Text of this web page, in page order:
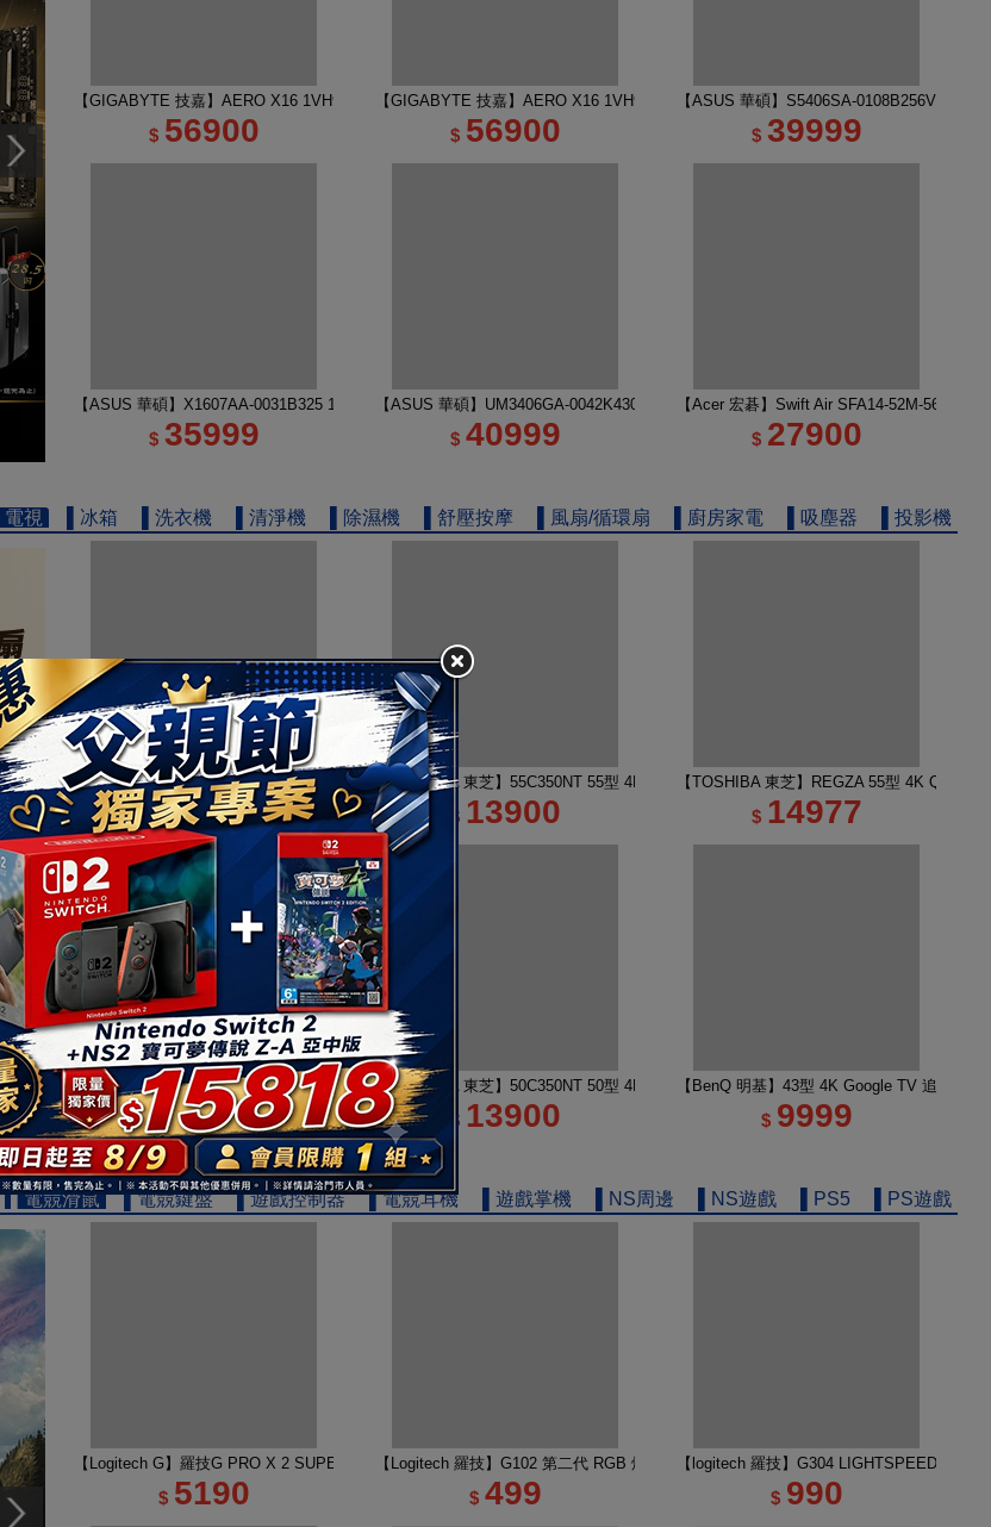
【GIGABYTE 技嘉】AERO X16 1VH93TWC94AH 16吋 R7 RTX5060 AI電競筆電｜太空灰
$ 56900
【GIGABYTE 技嘉】AERO X16 1VH93TWC94DH 16吋 R7 RTX5060 AI電競筆電｜幻月
$ 56900
【ASUS 華碩】S5406SA-0108B256V 14吋
$ 39999
【ASUS 華碩】X1607AA-0031B325 16吋 U5 輕薄AI筆電
$ 35999
【ASUS 華碩】UM3406GA-0042K430H 14吋 R5 AI筆電 玉石黑
$ 40999
【Acer 宏碁】Swift Air SFA14-52M-56KA
$ 27900
▌電視 ▌冰箱 ▌洗衣機 ▌清淨機 ▌除濕機 ▌舒壓按摩 ▌風扇/循環扇 ▌廚房家電 ▌吸塵器 ▌投影機
【TOSHIBA 東芝】REGZA 50型 4K QLED Google TV 50M450NT液晶顯示器｜含壁掛安裝
$ 16900
【TOSHIBA 東芝】55C350NT 55型 4K Google TV 液晶顯示器｜含壁掛(固定式)+安裝
$ 13900
【TOSHIBA 東芝】REGZA 55型 4K QLED
$ 14977
【TOSHIBA 東芝】REGZA 65型 4K QLED Google TV 65M450NT液晶顯示器｜含壁掛安裝+架子
$ 19999
【TOSHIBA 東芝】50C350NT 50型 4K Google TV 液晶顯示器｜含基本安裝
$ 13900
【BenQ 明基】43型 4K Google TV 追劇護
$ 9999
▌電競滑鼠 ▌電競鍵盤 ▌遊戲控制器 ▌電競耳機 ▌遊戲掌機 ▌NS周邊 ▌NS遊戲 ▌PS5 ▌PS遊戲
【Logitech G】羅技G PRO X 2 SUPERSTRIKE 無線類比遊戲滑鼠
$ 5190
【Logitech 羅技】G102 第二代 RGB 炫彩遊戲滑鼠 黑
$ 499
【logitech 羅技】G304 LIGHTSPEED 無線
$ 990